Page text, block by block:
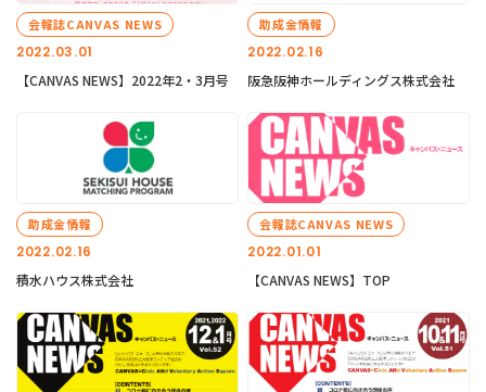
2022.03.01
会報誌CANVAS NEWS
【CANVAS NEWS】2022年2・3月号
2022.02.16
助成金情報
阪急阪神ホールディングス株式会社
2022.02.16
助成金情報
積水ハウス株式会社
2022.01.01
会報誌CANVAS NEWS
【CANVAS NEWS】TOP